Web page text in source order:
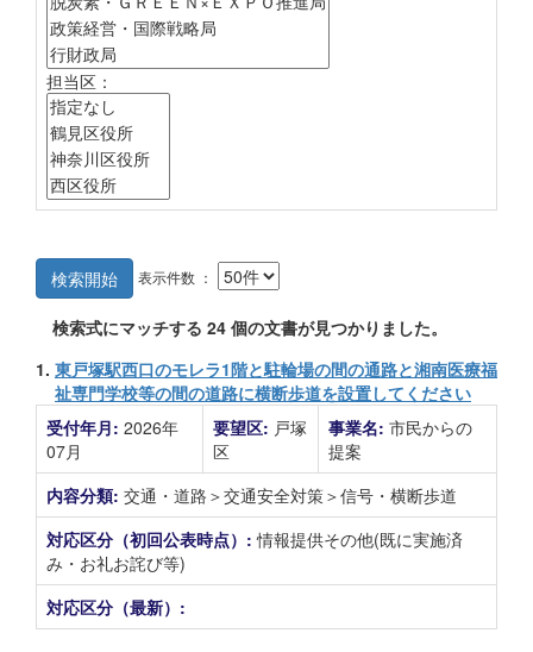
担当区：
検索開始 表示件数 ：
検索式にマッチする 24 個の文書が見つかりました。
1. 東戸塚駅西口のモレラ1階と駐輪場の間の通路と湘南医療福
祉専門学校等の間の道路に横断歩道を設置してください
受付年月: 2026年
07月
要望区: 戸塚
区
事業名: 市民からの
提案
内容分類: 交通・道路＞交通安全対策＞信号・横断歩道
対応区分（初回公表時点）:情報提供その他(既に実施済
み・お礼お詫び等)
対応区分（最新）: